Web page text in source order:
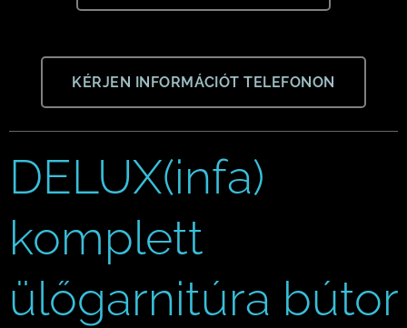
KÉRJEN INFORMÁCIÓT TELEFONON
DELUX(infa)
komplett
ülőgarnitúra bútor